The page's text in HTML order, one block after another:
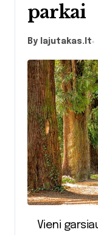
parkai
By lajutakas.lt
Vieni garsiausių parkų pasaulyje yra